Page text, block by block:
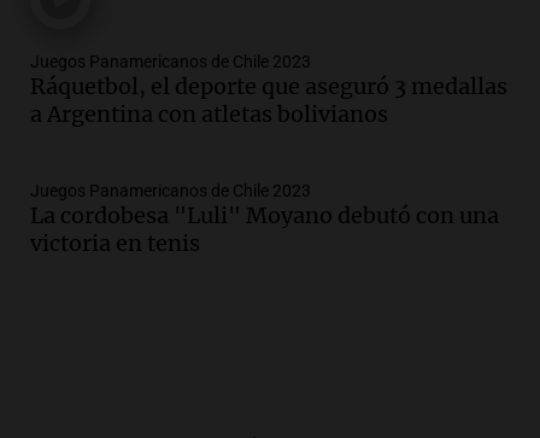
Juegos Panamericanos de Chile 2023
Ráquetbol, el deporte que aseguró 3 medallas
a Argentina con atletas bolivianos
Juegos Panamericanos de Chile 2023
La cordobesa "Luli" Moyano debutó con una
victoria en tenis